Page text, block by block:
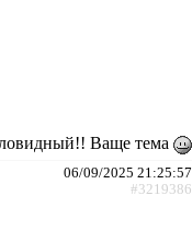
Ваще тема
06/09/2025 21:25:57
#3219386